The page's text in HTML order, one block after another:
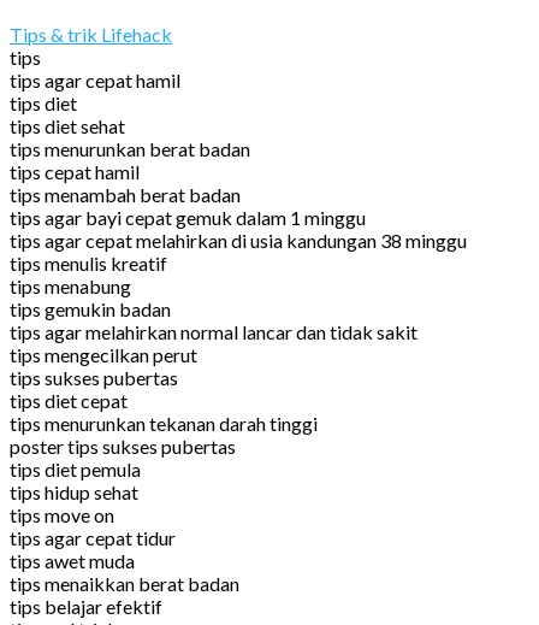
Tips & trik Lifehack
tips
tips agar cepat hamil
tips diet
tips diet sehat
tips menurunkan berat badan
tips cepat hamil
tips menambah berat badan
tips agar bayi cepat gemuk dalam 1 minggu
tips agar cepat melahirkan di usia kandungan 38 minggu
tips menulis kreatif
tips menabung
tips gemukin badan
tips agar melahirkan normal lancar dan tidak sakit
tips mengecilkan perut
tips sukses pubertas
tips diet cepat
tips menurunkan tekanan darah tinggi
poster tips sukses pubertas
tips diet pemula
tips hidup sehat
tips move on
tips agar cepat tidur
tips awet muda
tips menaikkan berat badan
tips belajar efektif